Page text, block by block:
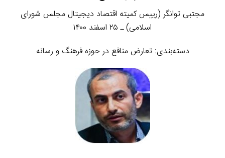
مجتبی توانگر (رییس کمیته اقتصاد دیجیتال مجلس شورای
اسلامی) ـ ۲۵ اسفند ۱۴۰۰
دسته‌بندی: تعارض منافع در حوزه فرهنگ و رسانه